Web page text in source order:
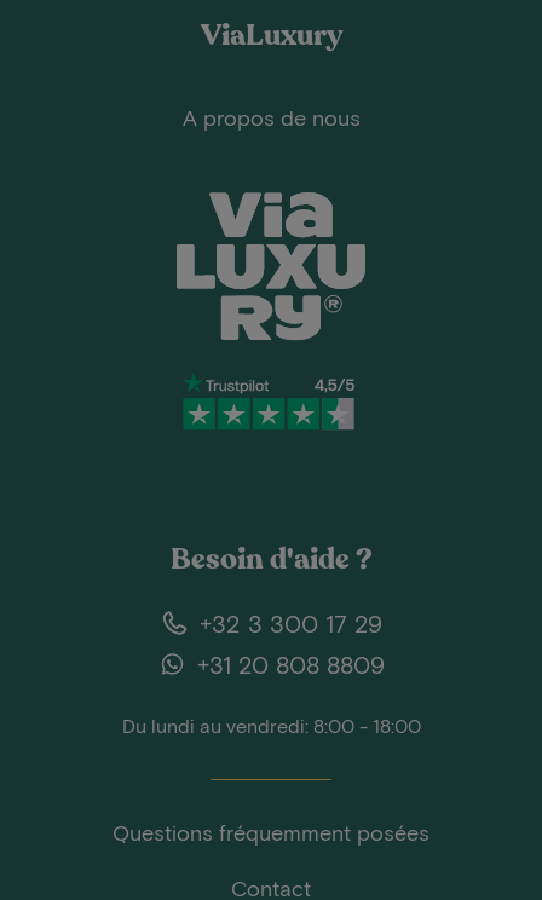
ViaLuxury
A propos de nous
Besoin d'aide ?
+32 3 300 17 29
+31 20 808 8809
Du lundi au vendredi: 8:00 - 18:00
Questions fréquemment posées
Contact